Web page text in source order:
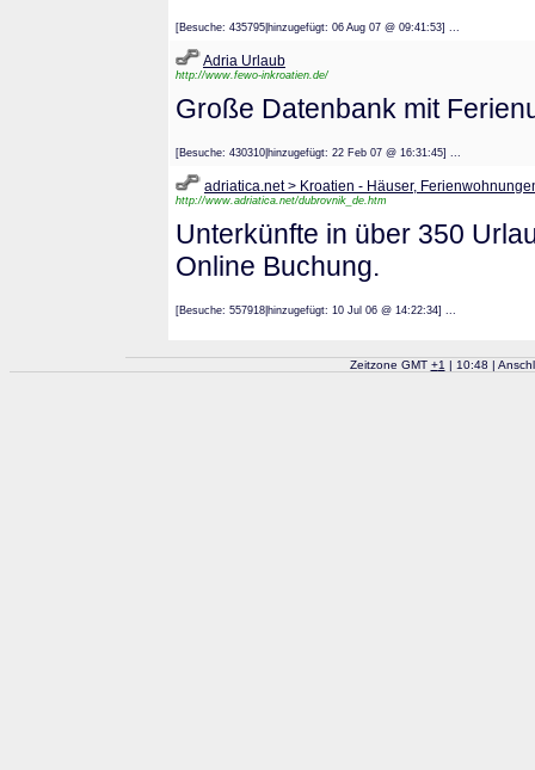
[Besuche: 435795|hinzugefügt: 06 Aug 07 @ 09:41:53] ...
Adria Urlaub
http://www.fewo-inkroatien.de/
Große Datenbank mit
[Besuche: 430310|hinzugefügt: 22 Feb 07 @ 16:31:45] ...
adriatica.net > Kroatien - Häuser,
http://www.adriatica.net/dubrovnik_de.htm
Unterkünfte in über 350
Online Buchung.
[Besuche: 557918|hinzugefügt: 10 Jul 06 @ 14:22:34] ...
Zeitzone GMT +1 | 10:48 |